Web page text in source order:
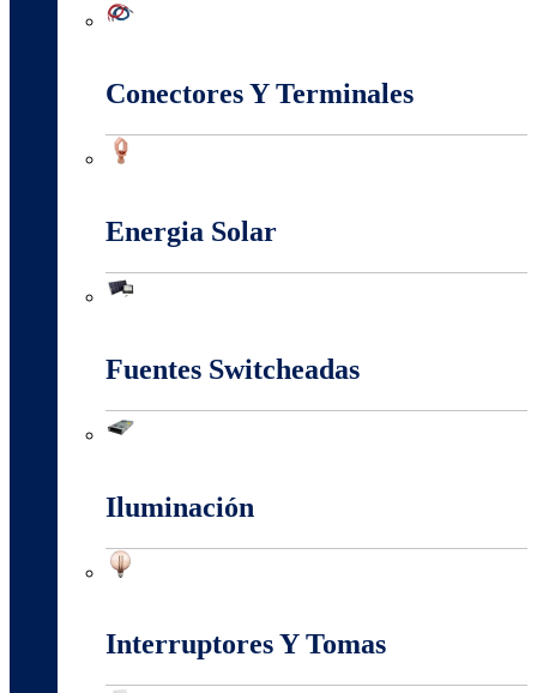
Conectores Y Terminales
Energia Solar
Fuentes Switcheadas
Iluminación
Interruptores Y Tomas